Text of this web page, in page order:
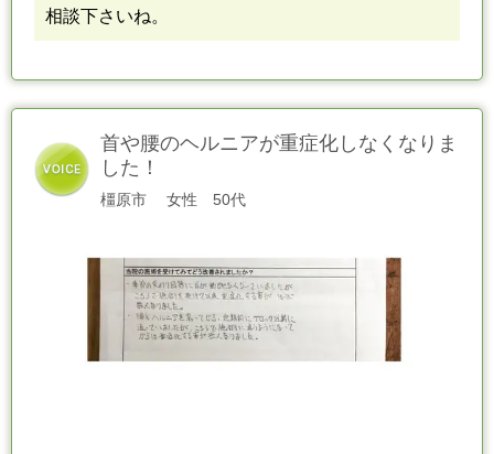
相談下さいね。
首や腰のヘルニアが重症化しなくなりま
した！
橿原市 女性 50代